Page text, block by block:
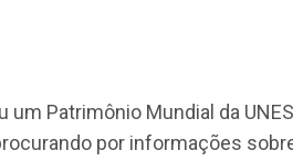
um Patrimônio Mundial da
por informações